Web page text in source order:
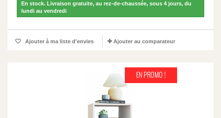
En stock. Livraison gratuite, au rez-de-chaussée, sous 4 jours, du
lundi au vendredi
Ajouter à ma liste d'envies Ajouter au comparateur
EN PROMO !